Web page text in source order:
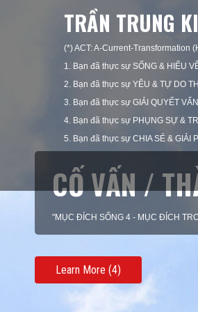
TRẦN TRUNG
(*) ACT: A-Current-Transformation
1. Bạn đã thực sự SỐNG & HIỂU
2. Bạn đã thực sự YÊU & TỰ DO
3. Bạn đã thực sự GIẢI QUYẾT
4. Bạn đã thực sự PHỤNG SỰ &
5. Bạn đã thực sự CHIA SẺ & GIẢI
CỐ VẤN /
"MỤC ĐÍCH SỐNG 4 - MỤC ĐÍCH
Learn More (4)